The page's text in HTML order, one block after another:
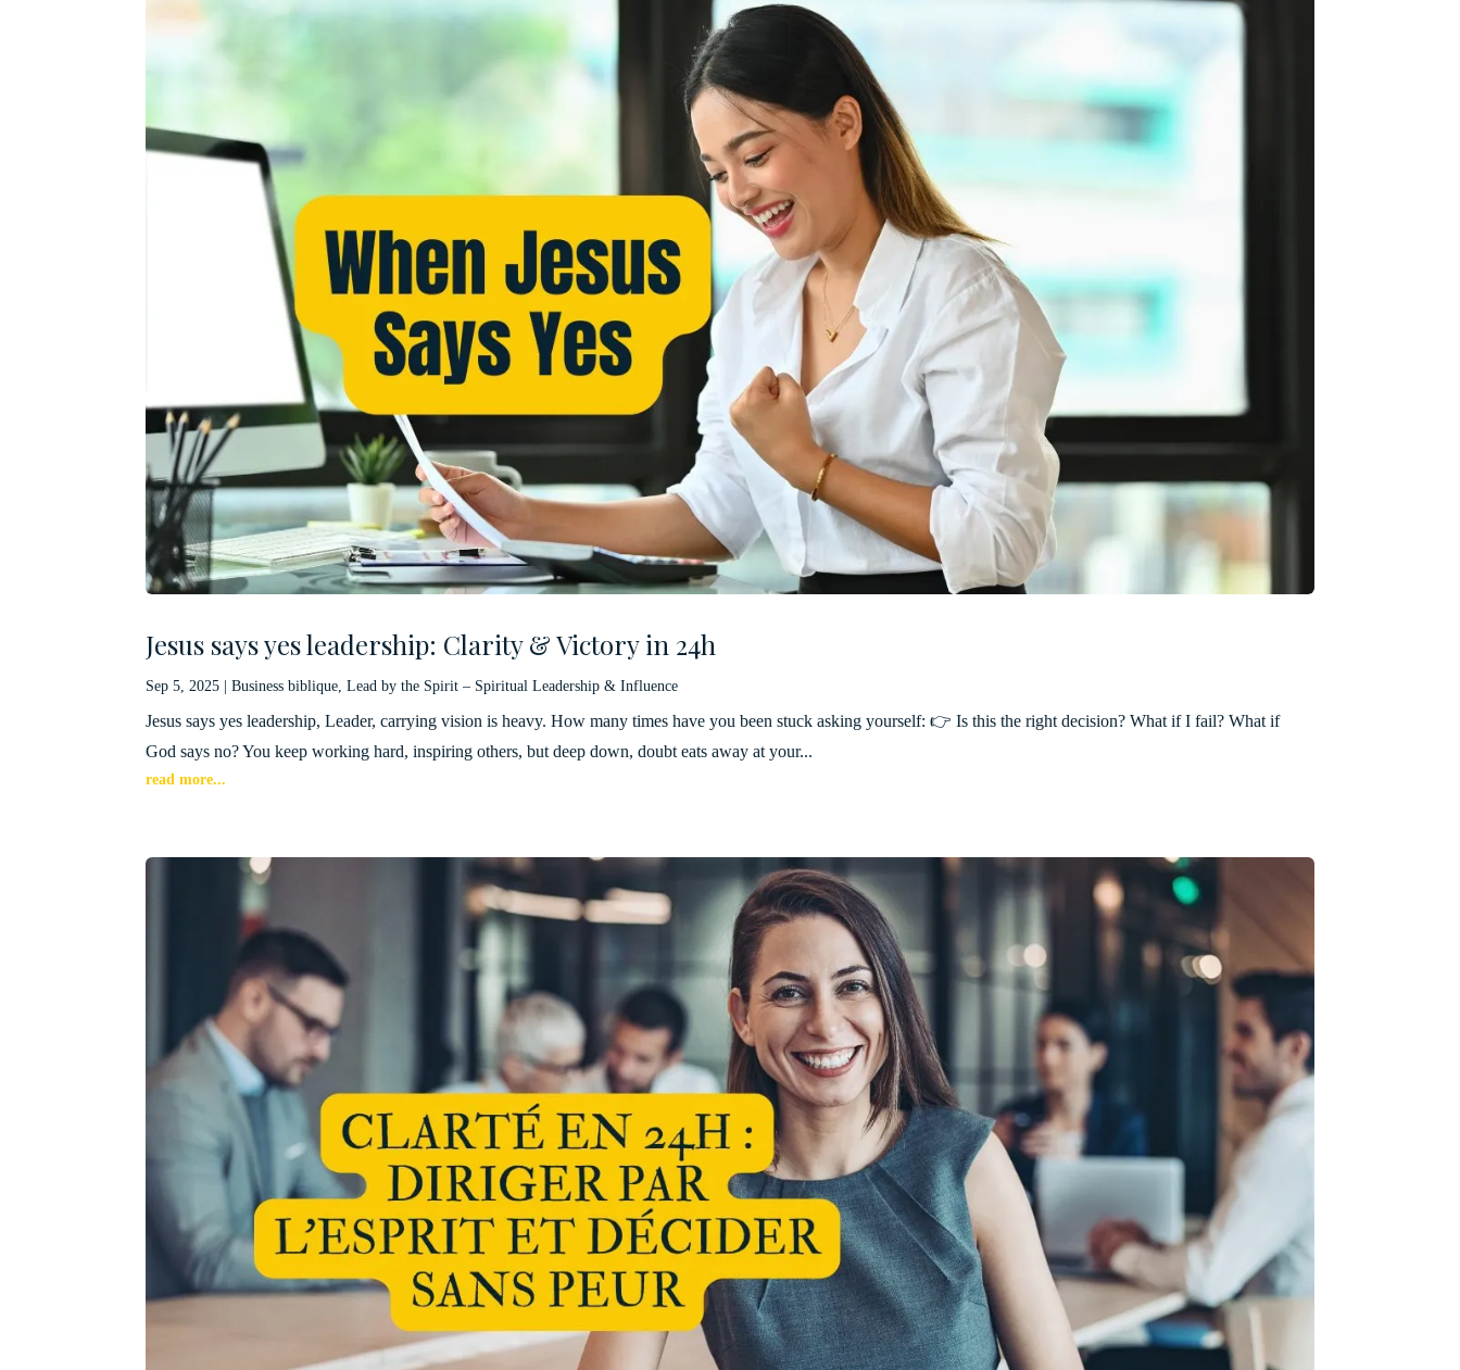
Jesus says yes leadership: Clarity & Victory in 24h
Sep 5, 2025 |Business biblique ,Lead by the Spirit – Spiritual Leadership & Influence
Jesus says yes leadership, Leader, carrying vision is heavy. How many times have you been stuck asking yourself: 👉 Is this the right decision? What if I fail? What if
God says no? You keep working hard, inspiring others, but deep down, doubt eats away at your...
read more...